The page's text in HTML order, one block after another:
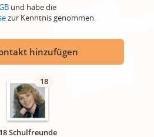
und habe die
zur Kenntnis genommen.
hinzufügen
18
18 Schulfreunde